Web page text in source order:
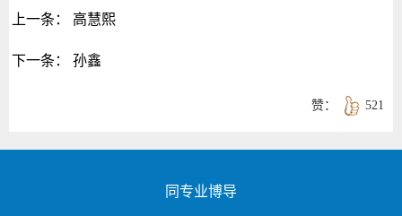
上一条： 高慧熙
下一条： 孙鑫
521
赞：
同专业博导